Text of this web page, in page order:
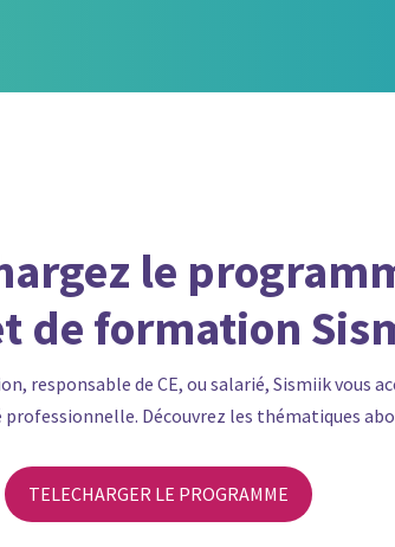
le
de formation
, responsable de CE, ou salarié, Sismiik vous
professionnelle. Découvrez les thématiques
TELECHARGER LE PROGRAMME